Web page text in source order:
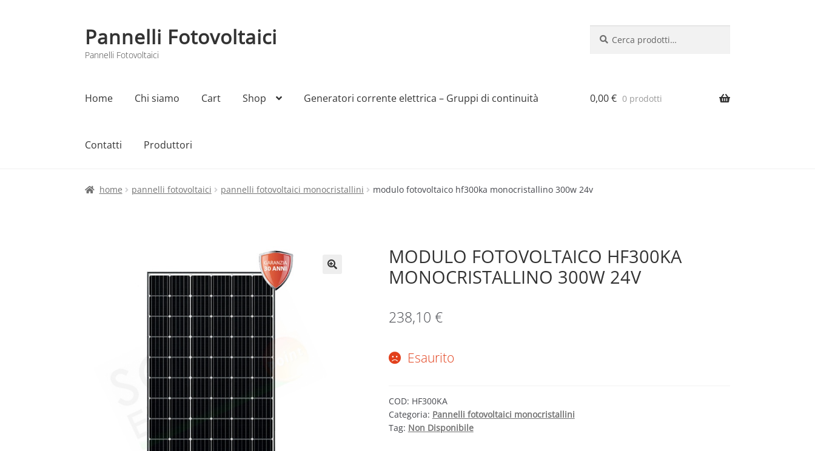
Vai
alla
navigazione
Vai
al
contenuto
Pannelli Fotovoltaici
Pannelli Fotovoltaici
Home Chi siamo Cart Shop Generatori corrente elettrica – Gruppi di continuità
Contatti Produttori
Home Cart Checkout Chi siamo Contatti My account Produttori Sample PageShop
0,00€ 0 prodotti
home pannelli fotovoltaici pannelli fotovoltaici monocristallini modulo fotovoltaico hf300ka monocristallino 300w 24v
MODULO FOTOVOLTAICO HF300KA
MONOCRISTALLINO 300W 24V
238,10 €
Esaurito
COD: HF300KA
Categoria: Pannelli fotovoltaici monocristallini
Tag: Non Disponibile